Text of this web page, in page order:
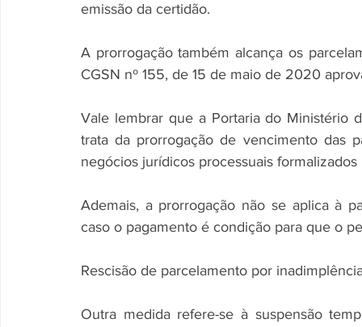
emissão da certidão.
A prorrogação também alcança os
CGSN nº 155, de 15 de maio de 2020
Vale lembrar que a Portaria do Ministério
trata da prorrogação de vencimento das
negócios jurídicos processuais formalizados
Ademais, a prorrogação não se aplica à
caso o pagamento é condição para que o
Rescisão de parcelamento por
Outra medida refere-se à suspensão